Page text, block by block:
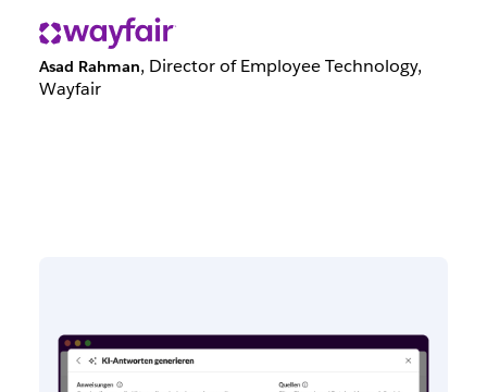
Asad Rahman, Director of Employee Technology,
Wayfair